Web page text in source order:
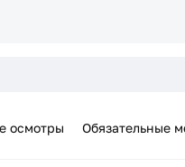
осмотры Обязательные